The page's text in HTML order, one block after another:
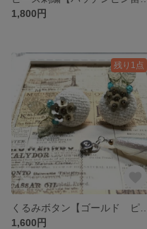
1,800円
残り1点
1,600円